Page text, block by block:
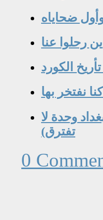
رحلوا عنا‏
الكورد
وحدة لا
تفترق)‏
0